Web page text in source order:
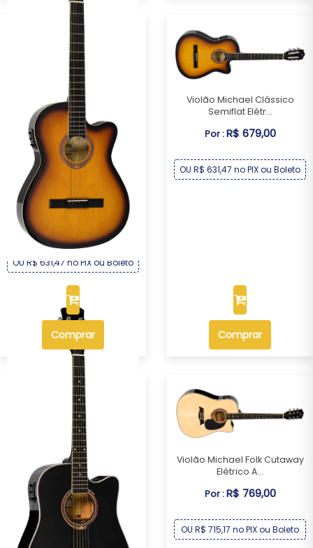
Violão Michael Clássico
Semiflat Elétr...
Por : R$ 679,00
OU R$ 631,47 no PIX ou Boleto
Comprar
Violão Michael Clássico
Semiflat Elétr...
Por :R$ 679,00
OU R$ 631,47 no PIX ou Boleto
Comprar
Violão Michael Folk Cutaway
Elétrico A...
Por :R$ 769,00
OU R$ 715,17 no PIX ou Boleto